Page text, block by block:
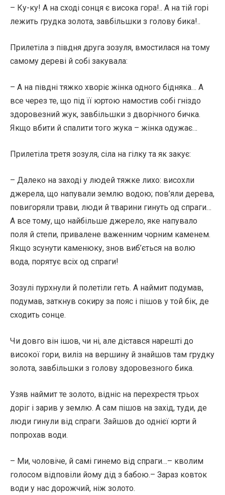
– Ку-ку! А на сході сонця є висока гора!.. А на тій горі
лежить грудка золота, завбільшки з голову бика!..
Прилетіла з півдня друга зозуля, вмостилася на тому
самому дереві й собі закувала:
– А на півдні тяжко хворіє жінка одного бідняка… А
все через те, що під її юртою намостив собі гніздо
здоровезний жук, завбільшки з дворічного бичка.
Якщо вбити й спалити того жука – жінка одужає…
Прилетіла третя зозуля, сіла на гілку та як закує:
– Далеко на заході у людей тяжке лихо: висохли
джерела, що напували землю водою; пов’яли дерева,
повигоряли трави, люди й тварини гинуть од спраги…
А все тому, що найбільше джерело, яке напувало
поля й степи, привалене важенним чорним каменем.
Якщо зсунути каменюку, знов виб’ється на волю
вода, порятує всіх од спраги!
Зозулі пурхнули й полетіли геть. А наймит подумав,
подумав, заткнув сокиру за пояс і пішов у той бік, де
сходить сонце.
Чи довго він ішов, чи ні, але дістався нарешті до
високої гори, виліз на вершину й знайшов там грудку
золота, завбільшки з голову здоровезного бика.
Узяв наймит те золото, відніс на перехрестя трьох
доріг і зарив у землю. А сам пішов на захід, туди, де
люди гинули від спраги. Зайшов до однієї юрти й
попрохав води.
– Ми, чоловіче, й самі гинемо від спраги…– кволим
голосом відповіли йому дід з бабою.– Зараз ковток
води у нас дорожчий, ніж золото.